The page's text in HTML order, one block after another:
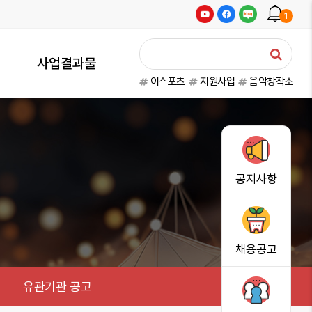
1
사업결과물
이스포츠 지원사업 음악창작소
유관기관 공고
공지사항
채용공고